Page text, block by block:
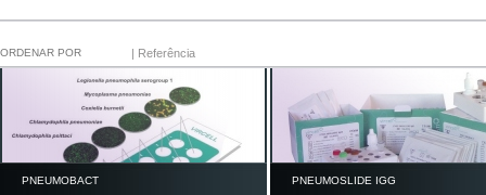
ORDENAR POR | Referência
PNEUMOBACT PNEUMOSLIDE IGG